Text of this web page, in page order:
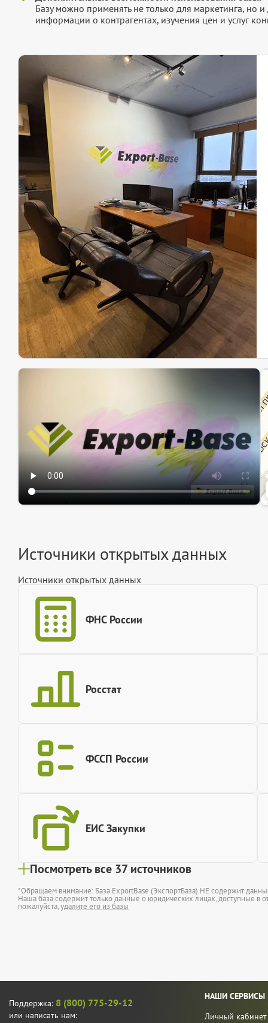
Базу можно применять не только для маркетинга, но
информации о контрагентах, изучения цен и услуг
Источники открытых данных
Источники открытых данных
ФНС России
Росстат
ФССП России
ЕИС Закупки
Посмотреть все 37 источников
*Обращаем внимание: База ExportBase (ЭкспортБаза) НЕ содержит
Наша база содержит только данные о юридических лицах, доступные в
пожалуйста,удалите его из базы
Поддержка: 8 (800) 775-29-12
или написать нам:
НАШИ СЕРВИСЫ
Личный кабинет